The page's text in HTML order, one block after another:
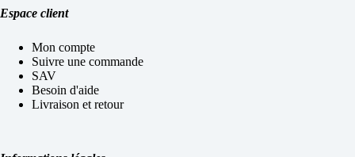
Espace client
Mon compte
Suivre une commande
SAV
Besoin d'aide
Livraison et retour